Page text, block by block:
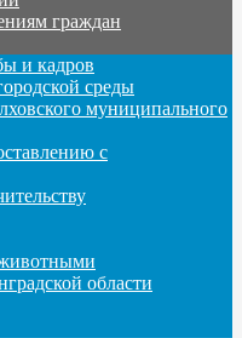
граждан
и кадров
среды
муниципального
с
области